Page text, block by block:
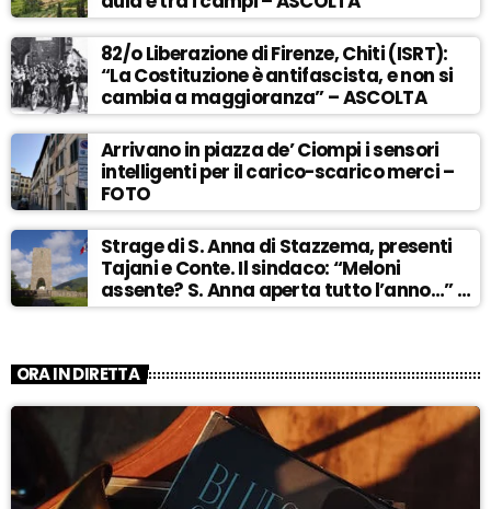
82/o Liberazione di Firenze, Chiti (ISRT):
“La Costituzione è antifascista, e non si
cambia a maggioranza” – ASCOLTA
Arrivano in piazza de’ Ciompi i sensori
intelligenti per il carico-scarico merci –
FOTO
Strage di S. Anna di Stazzema, presenti
Tajani e Conte. Il sindaco: “Meloni
assente? S. Anna aperta tutto l’anno…” –
ASCOLTA
ORA IN DIRETTA